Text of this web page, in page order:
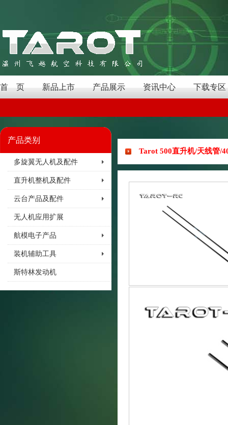
首 页 新品上市 产品展示 资讯中心 下载专区
产品类别
多旋翼无人机及配件
直升机整机及配件
云台产品及配件
无人机应用扩展
航模电子产品
装机辅助工具
斯特林发动机
Tarot 500直升机/天线管/